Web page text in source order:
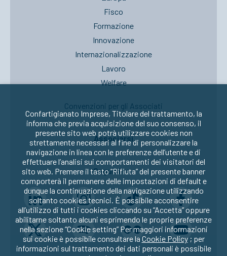
Fisco
Formazione
Innovazione
Internazionalizzazione
Lavoro
Welfare
Convenzioni per gli Associati
Associarsi
Seguici su:
Confartigianato Imprese, Titolare del trattamento, la
informa che previa acquisizione del suo consenso, il
presente sito web potrà utilizzare cookies non
strettamente necessari al fine di personalizzare la
navigazione in linea con le preferenze dell’utente e di
effettuare l’analisi sui comportamenti dei visitatori del
sito web. Premere il tasto “Rifiuta” del presente banner
comporterà il permanere delle impostazioni di default e
dunque la continuazione della navigazione utilizzando
soltanto cookies tecnici. È possibile acconsentire
all’utilizzo di tutti i cookies cliccando su “Accetta” oppure
abilitarne soltanto alcuni esprimendo le proprie preferenze
nella sezione “Cookie setting” Per maggiori informazioni
sui cookie è possibile consultare la Cookie Policy; per
informazioni sul trattamento dei dati personali è possibile